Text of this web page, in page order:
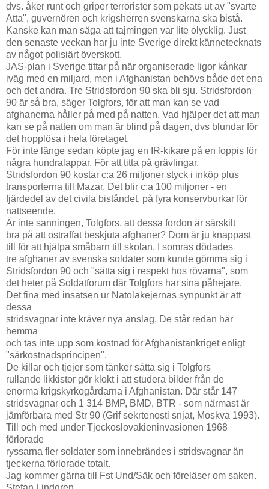
dvs. åker runt och griper terrorister som pekats ut av "svarte
Atta", guvernören och krigsherren svenskarna ska bistå.
Kanske kan man säga att tajmingen var lite olycklig. Just
den senaste veckan har ju inte Sverige direkt kännetecknats
av något polisiärt överskott.
JAS-plan i Sverige tittar på när organiserade ligor kånkar
iväg med en miljard, men i Afghanistan behövs både det ena
och det andra. Tre Stridsfordon 90 ska bli sju. Stridsfordon
90 är så bra, säger Tolgfors, för att man kan se vad
afghanerna håller på med på natten. Vad hjälper det att man
kan se på natten om man är blind på dagen, dvs blundar för
det hopplösa i hela företaget.
För inte länge sedan köpte jag en IR-kikare på en loppis för
några hundralappar. För att titta på grävlingar.
Stridsfordon 90 kostar c:a 26 miljoner styck i inköp plus
transporterna till Mazar. Det blir c:a 100 miljoner - en
fjärdedel av det civila biståndet, på fyra konservburkar för
nattseende.
Är inte sanningen, Tolgfors, att dessa fordon är särskilt
bra på att ostraffat beskjuta afghaner? Dom är ju knappast
till för att hjälpa småbarn till skolan. I somras dödades
tre afghaner av svenska soldater som kunde gömma sig i
Stridsfordon 90 och "sätta sig i respekt hos rövarna", som
det heter på Soldatforum där Tolgfors har sina påhejare.
Det fina med insatsen ur Natolakejernas synpunkt är att
dessa
stridsvagnar inte kräver nya anslag. De står redan här
hemma
och tas inte upp som kostnad för Afghanistankriget enligt
"särkostnadsprincipen".
De killar och tjejer som tänker sätta sig i Tolgfors
rullande likkistor gör klokt i att studera bilder från de
enorma krigskyrkogårdarna i Afghanistan. Där står 147
stridsvagnar och 1 314 BMP, BMD, BTR - som närmast är
jämförbara med Str 90 (Grif sekrtenosti snjat, Moskva 1993).
Till och med under Tjeckoslovakieninvasionen 1968
förlorade
ryssarna fler soldater som innebrändes i stridsvagnar än
tjeckerna förlorade totalt.
Jag kommer gärna till Fst Und/Säk och föreläser om saken.